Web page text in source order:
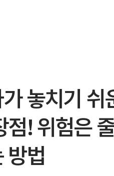
놓치기 쉬
점! 위험은
방법